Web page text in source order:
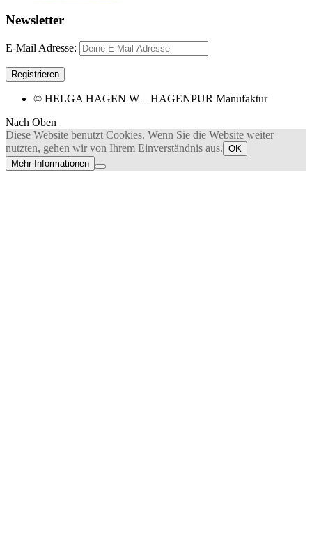
Newsletter
E-Mail Adresse:
© HELGA HAGEN W – HAGENPUR Manufaktur
Nach Oben
Diese Website benutzt Cookies. Wenn Sie die Website weiter
nutzten, gehen wir von Ihrem Einverständnis aus. OK
Mehr Informationen